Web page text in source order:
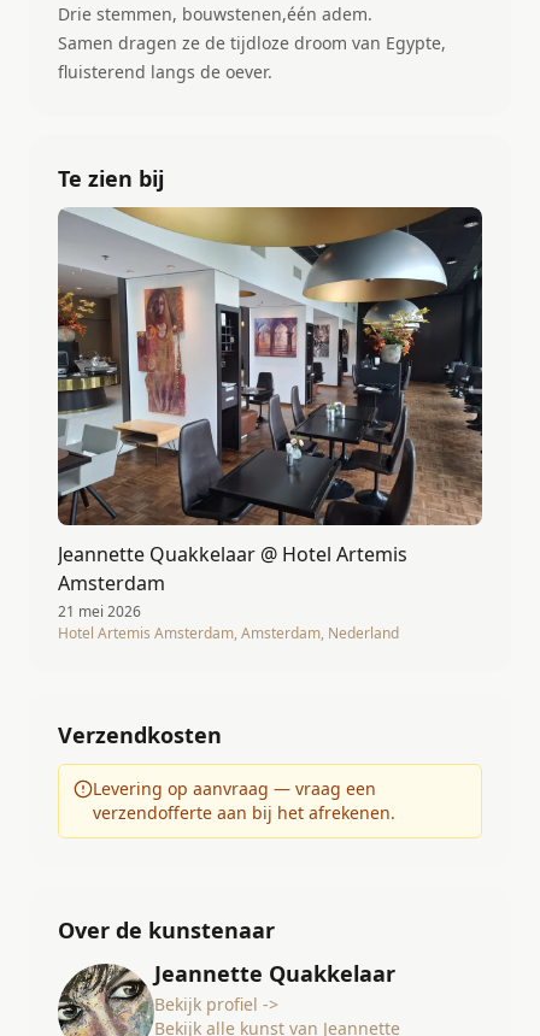
Drie stemmen, bouwstenen,één adem.
Samen dragen ze de tijdloze droom van Egypte,
fluisterend langs de oever.
Te zien bij
Jeannette Quakkelaar @ Hotel Artemis
Amsterdam
21 mei 2026
Hotel Artemis Amsterdam, Amsterdam, Nederland
Verzendkosten
Levering op aanvraag — vraag een
verzendofferte aan bij het afrekenen.
Over de kunstenaar
Jeannette Quakkelaar
Bekijk profiel ->
Bekijk alle kunst van Jeannette